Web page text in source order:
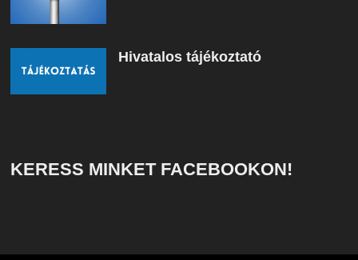
Hivatalos tájékoztató
KERESS MINKET FACEBOOKON!